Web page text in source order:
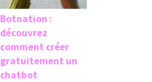
Botnation :
découvrez
comment créer
gratuitement un
chatbot